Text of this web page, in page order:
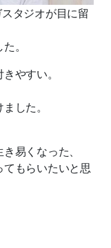
タジオが目に留
。
やすい。
した。
易くなった、
もらいたいと思